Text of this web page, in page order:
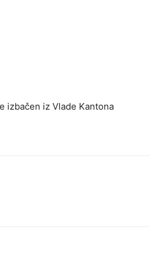
izbačen iz Vlade Kantona